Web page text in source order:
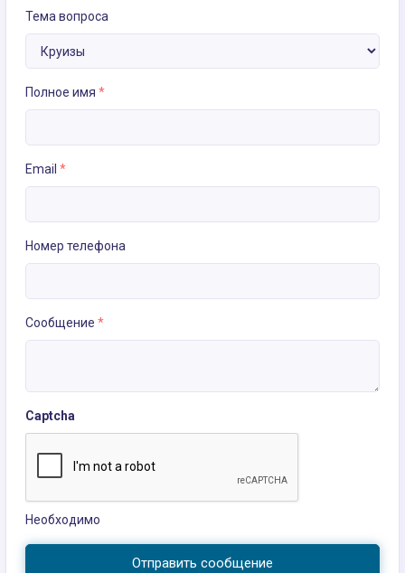
Тема вопроса
Полное имя *
Email *
Номер телефона
Сообщение *
Captcha
Необходимо
Отправить сообщение